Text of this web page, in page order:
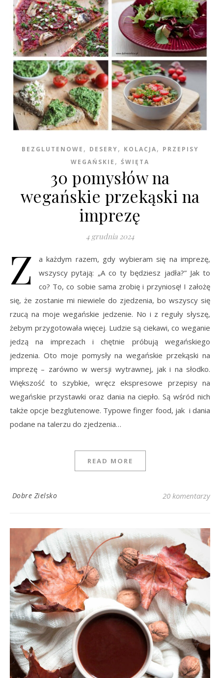
BEZGLUTENOWE , DESERY, KOLACJA, PRZEPISY
WEGAŃSKIE , ŚWIĘTA
30 pomysłów na
wegańskie przekąski na
imprezę
4 grudnia 2024
Z
a każdym razem, gdy wybieram się na imprezę,
wszyscy pytają: „A co ty będziesz jadła?” Jak to
co? To, co sobie sama zrobię i przyniosę! I założę
się, że zostanie mi niewiele do zjedzenia, bo wszyscy się
rzucą na moje wegańskie jedzenie. No i z reguły słyszę,
żebym przygotowała więcej. Ludzie są ciekawi, co weganie
jedzą na imprezach i chętnie próbują wegańskiego
jedzenia. Oto moje pomysły na wegańskie przekąski na
imprezę – zarówno w wersji wytrawnej, jak i na słodko.
Większość to szybkie, wręcz ekspresowe przepisy na
wegańskie przystawki oraz dania na ciepło. Są wśród nich
także opcje bezglutenowe. Typowe finger food, jak i dania
podane na talerzu do zjedzenia…
READ MORE
Dobre Zielsko 20 komentarzy